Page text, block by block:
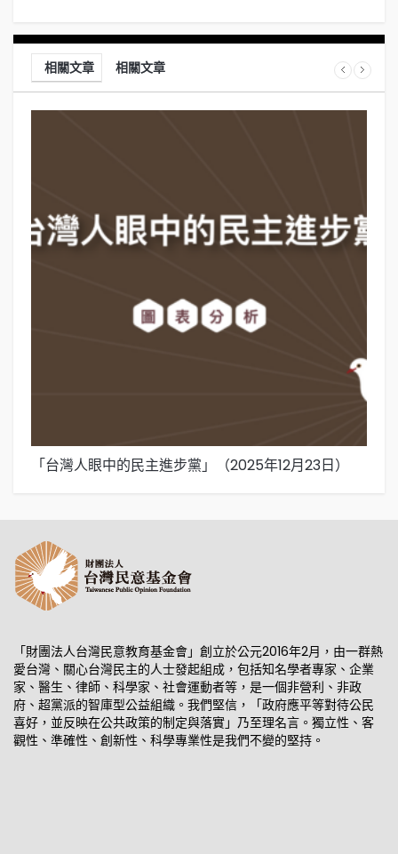
相關文章 相關文章
「台灣人眼中的民主進步黨」（2025年12月23日）
「財團法人台灣民意教育基金會」創立於公元2016年2月，由一群熱
愛台灣、關心台灣民主的人士發起組成，包括知名學者專家、企業
家、醫生、律師、科學家、社會運動者等，是一個非營利、非政
府、超黨派的智庫型公益組織。我們堅信，「政府應平等對待公民
喜好，並反映在公共政策的制定與落實」乃至理名言。獨立性、客
觀性、準確性、創新性、科學專業性是我們不變的堅持。